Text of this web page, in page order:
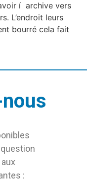
í archive vers
L’endroit leurs
bourré cela fait
: